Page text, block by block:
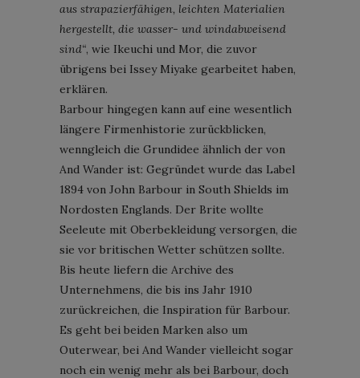
aus strapazierfähigen, leichten Materialien
hergestellt, die wasser- und windabweisend
sind“, wie Ikeuchi und Mor, die zuvor
übrigens bei Issey Miyake gearbeitet haben,
erklären.
Barbour hingegen kann auf eine wesentlich
längere Firmenhistorie zurückblicken,
wenngleich die Grundidee ähnlich der von
And Wander ist: Gegründet wurde das Label
1894 von John Barbour in South Shields im
Nordosten Englands. Der Brite wollte
Seeleute mit Oberbekleidung versorgen, die
sie vor britischen Wetter schützen sollte.
Bis heute liefern die Archive des
Unternehmens, die bis ins Jahr 1910
zurückreichen, die Inspiration für Barbour.
Es geht bei beiden Marken also um
Outerwear, bei And Wander vielleicht sogar
noch ein wenig mehr als bei Barbour, doch